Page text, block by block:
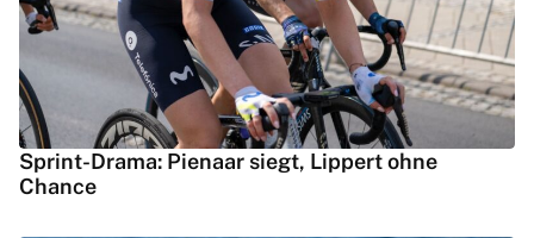
Sprint-Drama: Pienaar siegt, Lippert ohne
Chance